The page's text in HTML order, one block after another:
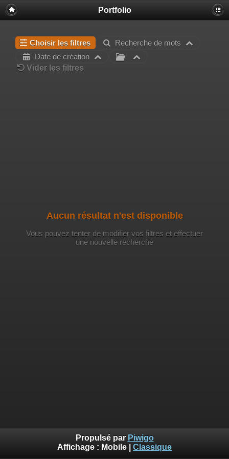
Portfolio
Choisir les filtres
Recherche de mots
Date de création
Vider les filtres
Aucun résultat n'est disponible
Vous pouvez tenter de modifier vos filtres et effectuer
une nouvelle recherche
Propulsé par Piwigo
Affichage : Mobile Classique